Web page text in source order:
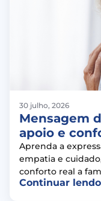
30 julho, 2026
Mensagem
apoio e
Aprenda a
empatia e
conforto real a
Continuar lendo